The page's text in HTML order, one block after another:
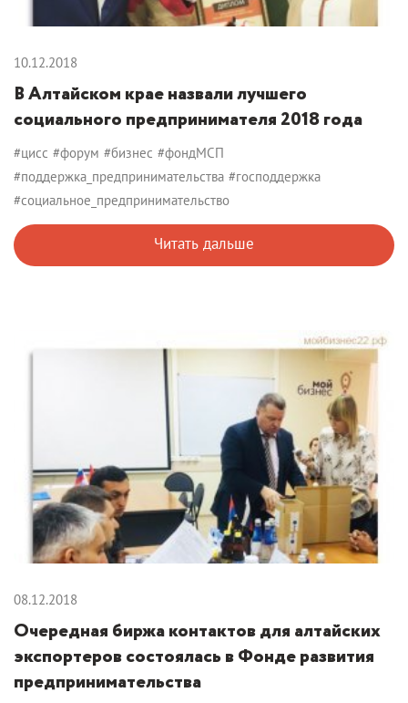
10.12.2018
В Алтайском крае назвали лучшего
социального предпринимателя 2018 года
#цисс #форум #бизнес #фондМСП
#поддержка_предпринимательства #господдержка
#социальное_предпринимательство
Читать дальше
08.12.2018
Очередная биржа контактов для алтайских
экспортеров состоялась в Фонде развития
предпринимательства